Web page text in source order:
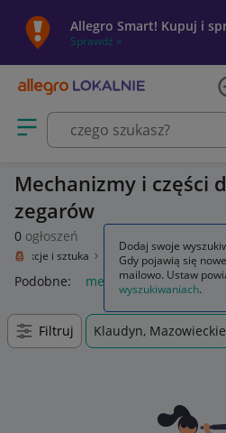
Allegro Smart! Kupuj i
Sprawdź »
Otwórz menu z kategoriami
Mechanizmy i części
zegarów
0 ogłoszeń
Kolekcje i sztuka Design i Antyki
Podobne: mechanizmy i części
Filtruj Klaudyn,
Dodaj swoje
Gdy pojawią się
mailowo. Ustaw
wyszukiwaniach.